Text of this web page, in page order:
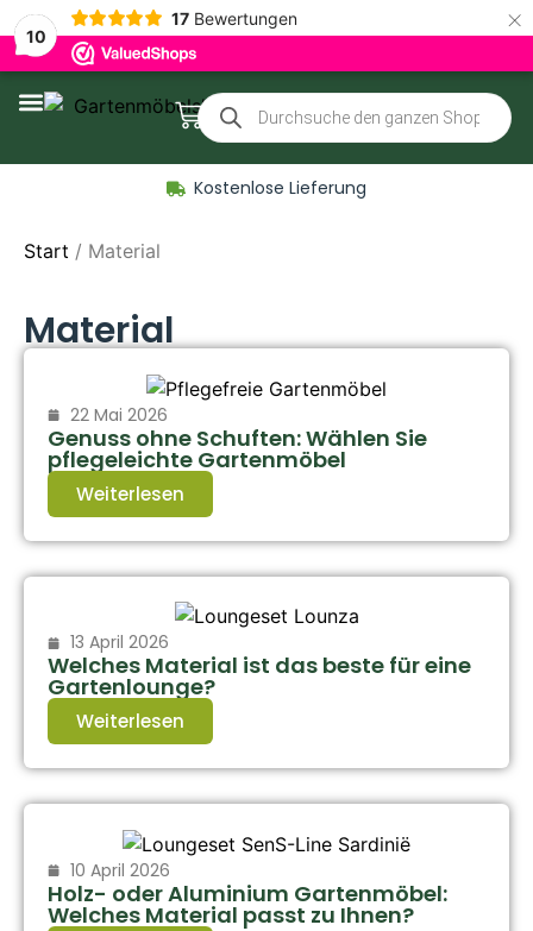
10
17 Bewertungen ×
Kostenlose Lieferung
Start / Material
Material
22 Mai 2026
Genuss ohne Schuften: Wählen Sie
pflegeleichte Gartenmöbel
Weiterlesen
13 April 2026
Welches Material ist das beste für eine
Gartenlounge?
Weiterlesen
10 April 2026
Holz- oder Aluminium Gartenmöbel:
Welches Material passt zu Ihnen?